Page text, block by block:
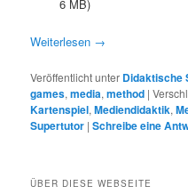
6 MB)
Weiterlesen →
Veröffentlicht unter Didaktische
games,media,method |
Kartenspiel,Mediendidaktik,
Supertutor |Schreibe eine
ÜBER DIESE WEBSEITE